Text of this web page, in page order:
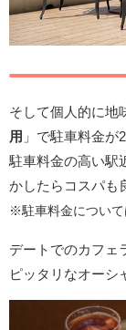
そして個人的に地
用 」で駐車料金が
駐車料金の高い駅
かしたらコスパ
※駐車料金について
デートでのカフェ
ピッタリなオーシ